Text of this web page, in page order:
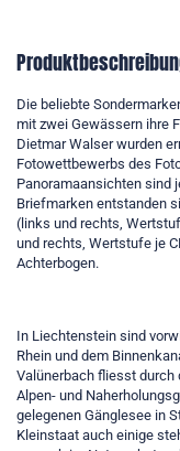
Die beliebte
mit zwei Gewässern ihre
Dietmar Walser wurden
Fotowettbewerbs des
Panoramaansichten sind
Briefmarken entstanden
(links und rechts,
und rechts, Wertstufe je
Achterbogen.
In Liechtenstein sind
Rhein und dem
Valünerbach fliesst
Alpen- und
gelegenen Gänglesee in
Kleinstaat auch einige